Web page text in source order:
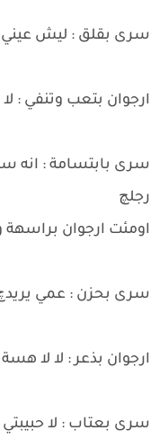
سرى بقلق : ليش عيني
ارجوان بتعب وتنفي :
سرى بابتسامة : انه
رجلچ
اومئت ارجوان
سرى بحزن : عمي
ارجوان بذعر : لا لا
سرى بعتاب : لا